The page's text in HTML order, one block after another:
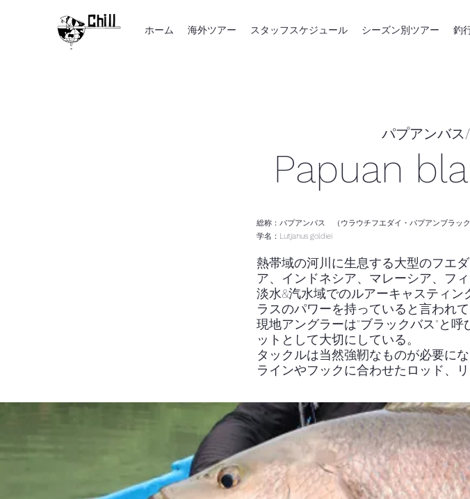
ホーム 海外ツアー スタッフスケジュール シーズン別ツアー 釣
パプアンバス
Papuan
総称：パプアンバス （ウラウチフエダイ・パプアンブラック
学名：Lutjanus goldiei
熱帯域の河川に生息する大型のフエ
ア、インドネシア、マレーシア、フィ
淡水&汽水域でのルアーキャスティ
ラスのパワーを持っていると言われて
現地アングラーは"ブラックバス"と
ットとして大切にしている。
タックルは当然強靭なものが必要に
ラインやフックに合わせたロッド、リ